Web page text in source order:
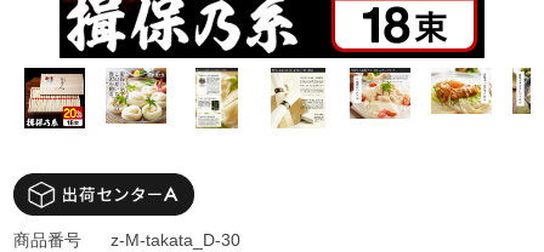
商品番号 z-M-takata_D-30